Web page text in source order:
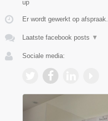
up
Er wordt gewerkt op afspraak.
Laatste facebook posts ▼
Sociale media: